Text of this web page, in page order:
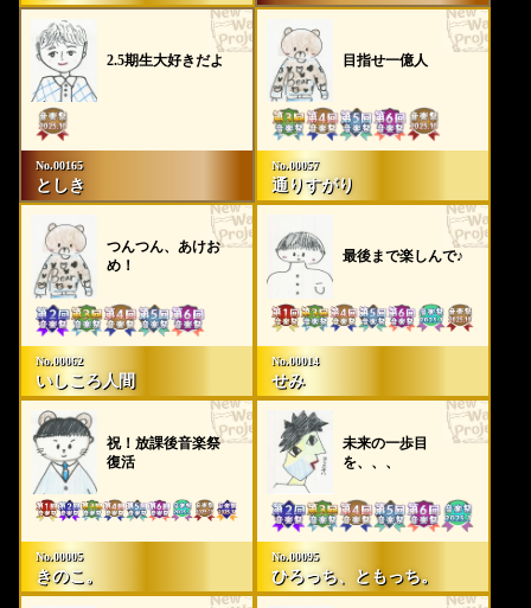
2.5期生大好きだよ
No.00165
としき
目指せ一億人
No.00057
通りすがり
つんつん、あけお
め！
No.00062
いしころ人間
最後まで楽しんで♪
No.00014
せみ
祝！放課後音楽祭
復活
No.00005
きのこ。
未来の一歩目
を、、、
No.00095
ひろっち、ともっち。